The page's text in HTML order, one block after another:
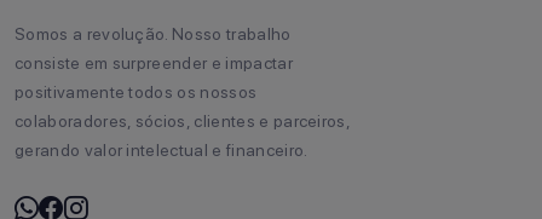
Somos a revolução. Nosso trabalho
consiste em surpreender e impactar
positivamente todos os nossos
colaboradores, sócios, clientes e parceiros,
gerando valor intelectual e financeiro.